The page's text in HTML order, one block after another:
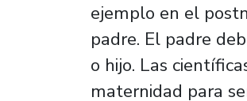
ejemplo en el
padre. El padre
o hijo. Las
maternidad para